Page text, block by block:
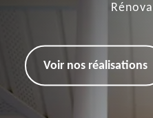
Voir nos réalisations